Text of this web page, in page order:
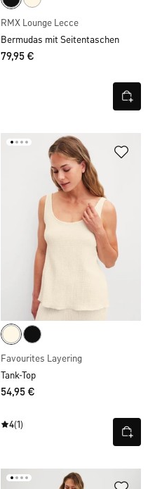
RMX Lounge Lecce
Bermudas mit Seitentaschen
79,95 €
Favourites Layering
Tank-Top
54,95 €
4(1)